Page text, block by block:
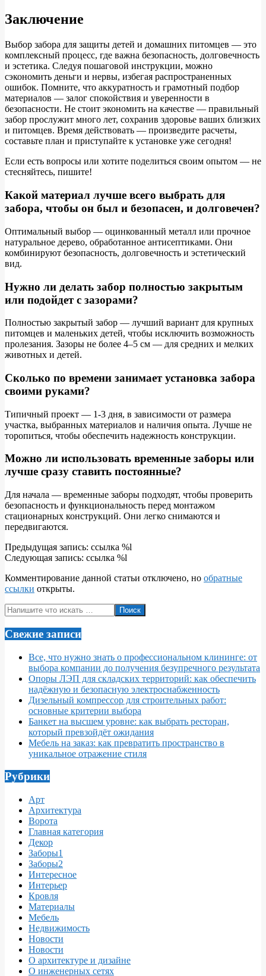
Заключение
Выбор забора для защиты детей и домашних питомцев — это
комплексный процесс, где важна безопасность, долговечность
и эстетика. Следуя пошаговой инструкции, можно
сэкономить деньги и нервы, избегая распространенных
ошибок. Помните, что аккуратность и грамотный подбор
материалов — залог спокойствия и уверенности в
безопасности. Не стоит экономить на качестве — правильный
забор прослужит много лет, сохранив здоровье ваших близких
и питомцев. Время действовать — произведите расчеты,
составьте план и приступайте к установке уже сегодня!
Если есть вопросы или хотите поделиться своим опытом — не
стесняйтесь, пишите!
Какой материал лучше всего выбрать для
заборa, чтобы он был и безопасен, и долговечен?
Оптимальный выбор — оцинкованный металл или прочное
натуральное дерево, обработанное антисептиками. Они
комбинируют безопасность, долговечность и эстетический
вид.
Нужно ли делать забор полностью закрытым
или подойдет с зазорами?
Полностью закрытый забор — лучший вариант для крупных
питомцев и маленьких детей, чтобы исключить возможность
пролезания. Зазоры не более 4–5 см — для средних и мелких
животных и детей.
Сколько по времени занимает установка забора
своими руками?
Типичный проект — 1-3 дня, в зависимости от размера
участка, выбранных материалов и наличия опыта. Лучше не
торопиться, чтобы обеспечить надежность конструкции.
Можно ли использовать временные заборы или
лучше сразу ставить постоянные?
Для начала — временные заборы подходят, чтобы проверить
безопасность и функциональность перед монтажом
стационарных конструкций. Они легко снимаются и
передвигаются.
2026-
06-
Предыдущая запись: ссылка %l
Следующая запись: ссылка %l
Комментирование данной статьи отключено, но обратные
ссылки открыты.
Поиск
Свежие записи
Все, что нужно знать о профессиональном клининге: от
выбора компании до получения безупречного результата
Опоры ЛЭП для складских территорий: как обеспечить
надёжную и безопасную электроснабженность
Дизельный компрессор для строительных работ:
основные критерии выбора
Банкет на высшем уровне: как выбрать ресторан,
который превзойдёт ожидания
Мебель на заказ: как превратить пространство в
уникальное отражение стиля
Рубрики
Арт
Архитектура
Ворота
Главная категория
Декор
Заборы1
Заборы2
Интересное
Интерьер
Кровля
Материалы
Мебель
Недвижимость
Новости
Новости
О архитектуре и дизайне
О инженерных сетях